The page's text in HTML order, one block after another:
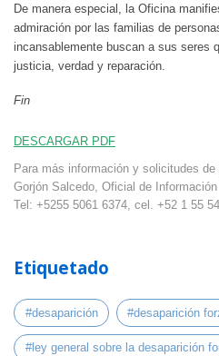
De manera especial, la Oficina
admiración por las familias de
incansablemente buscan a sus seres
justicia, verdad y reparación.
Fin
DESCARGAR PDF
Para más información y solicitudes
Gorjón Salcedo, Oficial de Información
Tel: +5255 5061 6374, cel. +52 1 55
Etiquetado
#desaparición #desaparición
#ley general sobre la desaparición